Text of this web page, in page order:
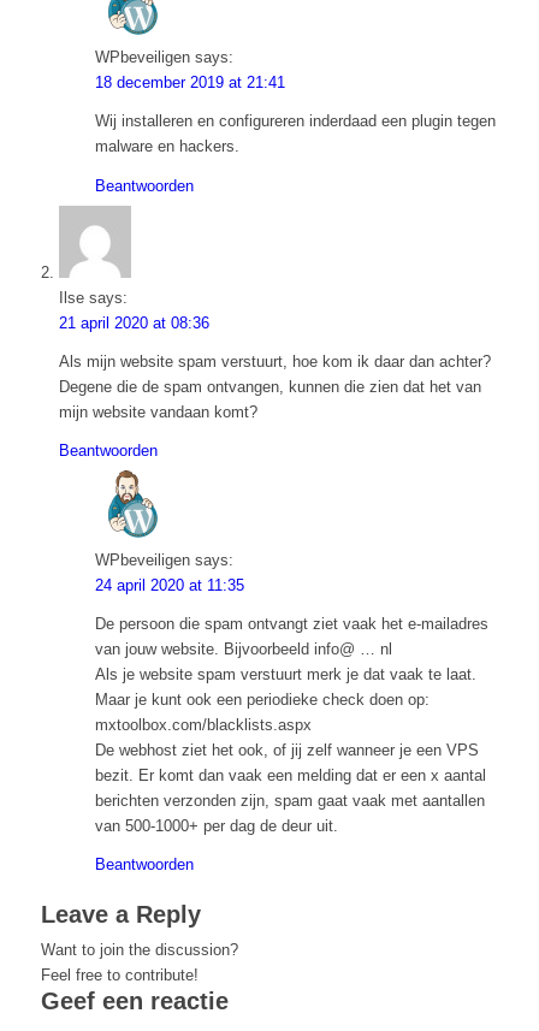
WPbeveiligen says:
18 december 2019 at 21:41
Wij installeren en configureren inderdaad een plugin tegen
malware en hackers.
Beantwoorden
Ilse says:
21 april 2020 at 08:36
Als mijn website spam verstuurt, hoe kom ik daar dan achter?
Degene die de spam ontvangen, kunnen die zien dat het van
mijn website vandaan komt?
Beantwoorden
WPbeveiligen says:
24 april 2020 at 11:35
De persoon die spam ontvangt ziet vaak het e-mailadres
van jouw website. Bijvoorbeeld info@ … nl
Als je website spam verstuurt merk je dat vaak te laat.
Maar je kunt ook een periodieke check doen op:
mxtoolbox.com/blacklists.aspx
De webhost ziet het ook, of jij zelf wanneer je een VPS
bezit. Er komt dan vaak een melding dat er een x aantal
berichten verzonden zijn, spam gaat vaak met aantallen
van 500-1000+ per dag de deur uit.
Beantwoorden
Leave a Reply
Want to join the discussion?
Feel free to contribute!
Geef een reactie